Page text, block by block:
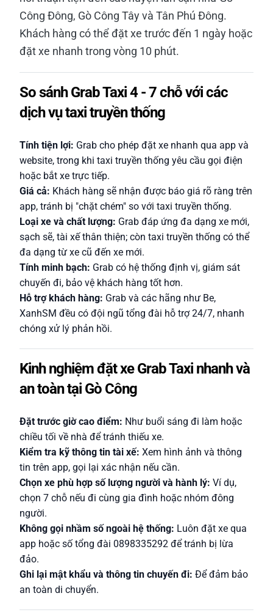
Công Đông, Gò Công Tây và Tân Phú Đông.
Khách hàng có thể đặt xe trước đến 1 ngày hoặc
đặt xe nhanh trong vòng 10 phút.
So sánh Grab Taxi 4 - 7 chỗ với các
dịch vụ taxi truyền thống
Tính tiện lợi: Grab cho phép đặt xe nhanh qua app và
website, trong khi taxi truyền thống yêu cầu gọi điện
hoặc bắt xe trực tiếp.
Giá cả: Khách hàng sẽ nhận được báo giá rõ ràng trên
app, tránh bị "chặt chém" so với taxi truyền thống.
Loại xe và chất lượng: Grab đáp ứng đa dạng xe mới,
sạch sẽ, tài xế thân thiện; còn taxi truyền thống có thể
đa dạng từ xe cũ đến xe mới.
Tính minh bạch: Grab có hệ thống định vị, giám sát
chuyến đi, bảo vệ khách hàng tốt hơn.
Hỗ trợ khách hàng: Grab và các hãng như Be,
XanhSM đều có đội ngũ tổng đài hỗ trợ 24/7, nhanh
chóng xử lý phản hồi.
Kinh nghiệm đặt xe Grab Taxi nhanh và
an toàn tại Gò Công
Đặt trước giờ cao điểm: Như buổi sáng đi làm hoặc
chiều tối về nhà để tránh thiếu xe.
Kiểm tra kỹ thông tin tài xế: Xem hình ảnh và thông
tin trên app, gọi lại xác nhận nếu cần.
Chọn xe phù hợp số lượng người và hành lý: Ví dụ,
chọn 7 chỗ nếu đi cùng gia đình hoặc nhóm đông
người.
Không gọi nhầm số ngoài hệ thống: Luôn đặt xe qua
app hoặc số tổng đài 0898335292 để tránh bị lừa
đảo.
Ghi lại mật khẩu và thông tin chuyến đi: Để đảm bảo
an toàn di chuyển.